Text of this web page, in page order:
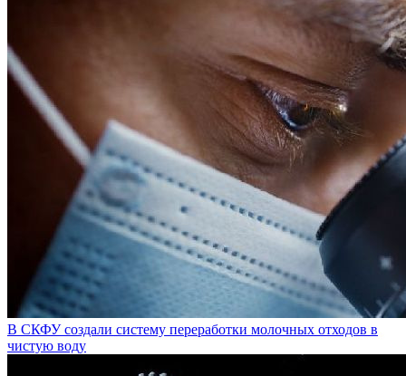
В СКФУ создали систему переработки молочных отходов в
чистую воду